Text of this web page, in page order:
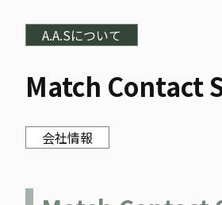
Business & News
A.A.Sについて
Match Contact
会社情報